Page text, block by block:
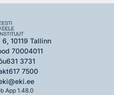
10119 Tallinn
70004011
631 3731
617 7500
App 1.48.0